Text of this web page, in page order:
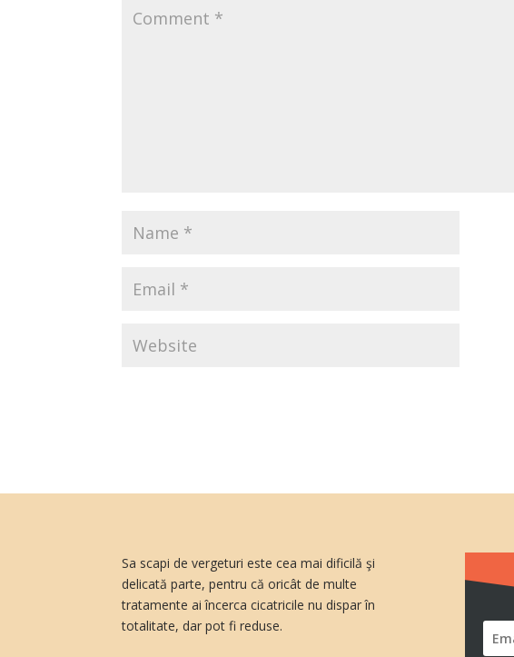
Sa scapi de vergeturi este cea mai dificilă şi
delicată parte, pentru că oricât de multe
tratamente ai încerca cicatricile nu dispar în
totalitate, dar pot fi reduse.